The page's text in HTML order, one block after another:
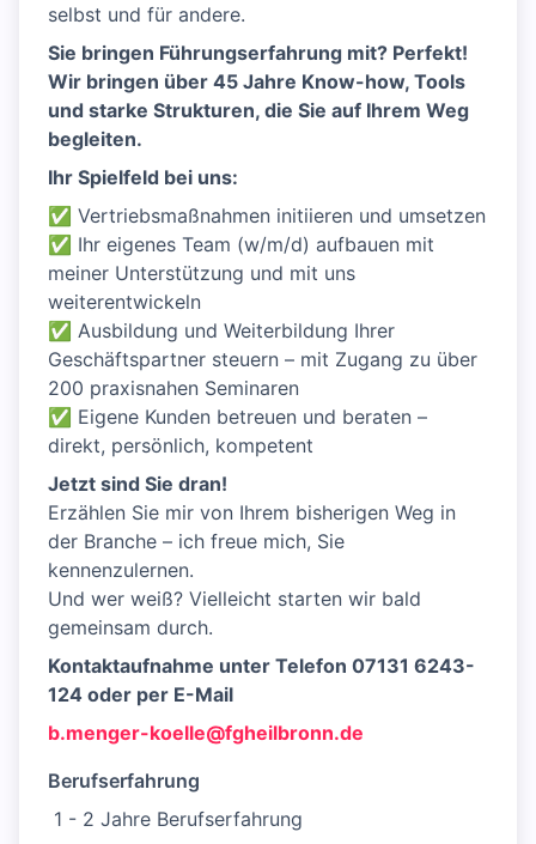
selbst und für andere.
Sie bringen Führungserfahrung mit? Perfekt!
Wir bringen über 45 Jahre Know-how, Tools
und starke Strukturen, die Sie auf Ihrem Weg
begleiten.
Ihr Spielfeld bei uns:
✅ Vertriebsmaßnahmen initiieren und umsetzen
✅ Ihr eigenes Team (w/m/d) aufbauen mit
meiner Unterstützung und mit uns
weiterentwickeln
✅ Ausbildung und Weiterbildung Ihrer
Geschäftspartner steuern – mit Zugang zu über
200 praxisnahen Seminaren
✅ Eigene Kunden betreuen und beraten –
direkt, persönlich, kompetent
Jetzt sind Sie dran!
Erzählen Sie mir von Ihrem bisherigen Weg in
der Branche – ich freue mich, Sie
kennenzulernen.
Und wer weiß? Vielleicht starten wir bald
gemeinsam durch.
Kontaktaufnahme unter Telefon 07131 6243-
124 oder per E-Mail
b.menger-koelle@fgheilbronn.de
Berufserfahrung
1 - 2 Jahre Berufserfahrung